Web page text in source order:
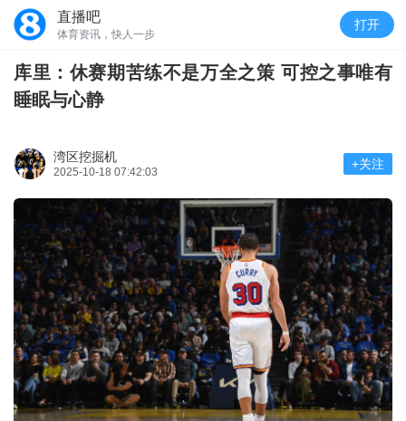
直播吧
体育资讯，快人一步
打开
库里：休赛期苦练不是万全之策 可控之事唯有
睡眠与心静
湾区挖掘机
2025-10-18 07:42:03
+关注